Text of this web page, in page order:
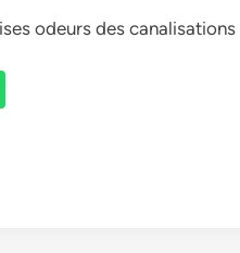
odeurs des canalisations